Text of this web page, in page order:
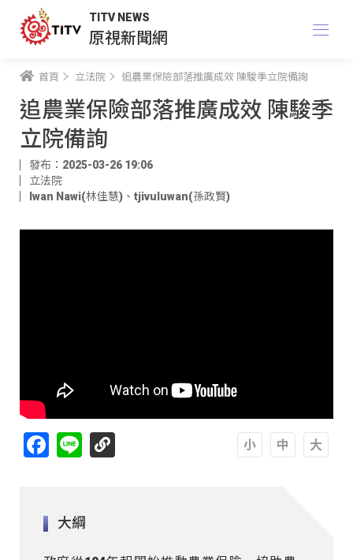
TITV NEWS
原視新聞網
首頁 立法院 追農業保險部落推廣成效 陳駿季立院備詢
追農業保險部落推廣成效 陳駿季
立院備詢
發布：2025-03-26 19:06
立法院
Iwan Nawi(林佳慧) 、 tjivuluwan(孫政賢)
Facebook
Line
大綱